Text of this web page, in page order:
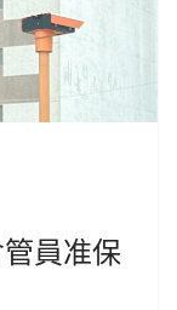
員准保